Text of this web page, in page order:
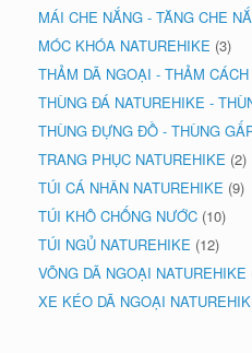
MÁI CHE NẮNG - TĂNG CHE
MÓC KHÓA NATUREHIKE (3)
THẢM DÃ NGOẠI - THẢM
THÙNG ĐÁ NATUREHIKE -
THÙNG ĐỰNG ĐỒ - THÙNG
TRANG PHỤC NATUREHIKE (2)
TÚI CÁ NHÂN NATUREHIKE (9)
TÚI KHÔ CHỐNG NƯỚC (10)
TÚI NGỦ NATUREHIKE (12)
VÕNG DÃ NGOẠI NATUREHIKE
XE KÉO DÃ NGOẠI